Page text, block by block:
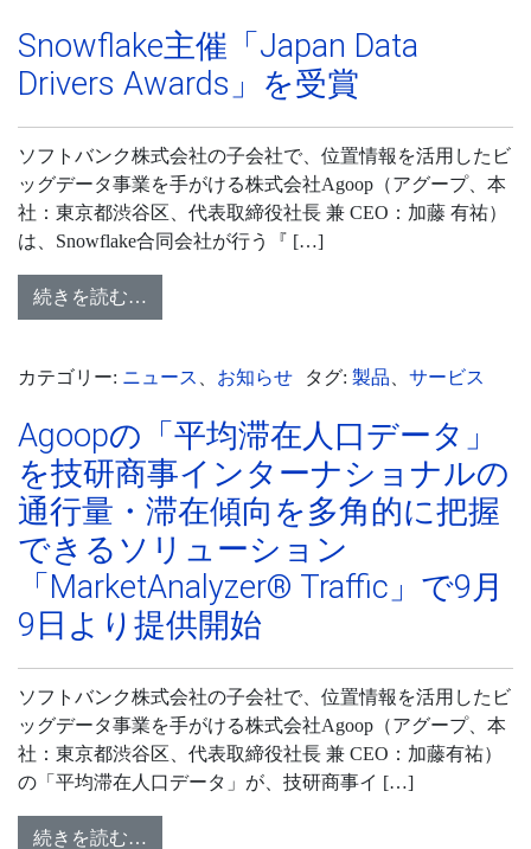
Snowflake主催「Japan Data
Drivers Awards」を受賞
ソフトバンク株式会社の子会社で、位置情報を活用したビ
ッグデータ事業を手がける株式会社Agoop（アグープ、本
社：東京都渋谷区、代表取締役社長 兼 CEO：加藤 有祐）
は、Snowflake合同会社が行う『 […]
続きを読む…
カテゴリー: ニュース お知らせ タグ: 製品 サービス
Agoopの「平均滞在人口データ」
を技研商事インターナショナルの
通行量・滞在傾向を多角的に把握
できるソリューション
「MarketAnalyzer® Traffic」で9月
9日より提供開始
ソフトバンク株式会社の子会社で、位置情報を活用したビ
ッグデータ事業を手がける株式会社Agoop（アグープ、本
社：東京都渋谷区、代表取締役社長 兼 CEO：加藤有祐）
の「平均滞在人口データ」が、技研商事イ […]
続きを読む…